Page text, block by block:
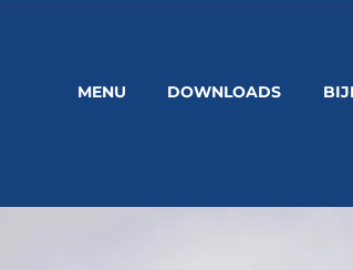
MENU DOWNLOADS